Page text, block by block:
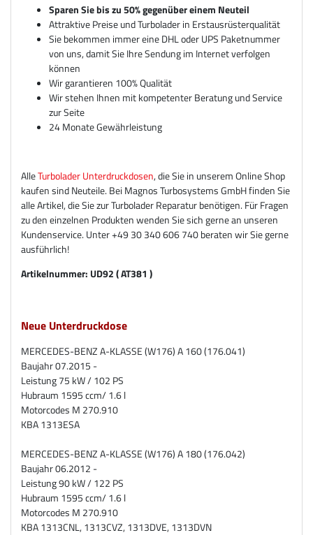
Sparen Sie bis zu 50% gegenüber einem Neuteil
Attraktive Preise und Turbolader in Erstausrüsterqualität
Sie bekommen immer eine DHL oder UPS Paketnummer
von uns, damit Sie Ihre Sendung im Internet verfolgen
können
Wir garantieren 100% Qualität
Wir stehen Ihnen mit kompetenter Beratung und Service
zur Seite
24 Monate Gewährleistung
AlleTurbolader Unterdruckdosen, die Sie in unserem Online Shop
kaufen sind Neuteile. Bei Magnos Turbosystems GmbH finden Sie
alle Artikel, die Sie zur Turbolader Reparatur benötigen. Für Fragen
zu den einzelnen Produkten wenden Sie sich gerne an unseren
Kundenservice. Unter +49 30 340 606 740 beraten wir Sie gerne
ausführlich!
Artikelnummer: UD92 ( AT381 )
Neue Unterdruckdose
MERCEDES-BENZ A-KLASSE (W176) A 160 (176.041)
Baujahr 07.2015 -
Leistung 75 kW / 102 PS
Hubraum 1595 ccm/ 1.6 l
Motorcodes M 270.910
KBA 1313ESA
MERCEDES-BENZ A-KLASSE (W176) A 180 (176.042)
Baujahr 06.2012 -
Leistung 90 kW / 122 PS
Hubraum 1595 ccm/ 1.6 l
Motorcodes M 270.910
KBA 1313CNL, 1313CVZ, 1313DVE, 1313DVN